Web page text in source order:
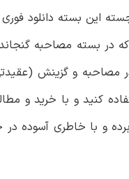
در بسته مصاحبه
در مصاحبه و گزینش
کنید و با خرید و
و با خاطری آسوده در